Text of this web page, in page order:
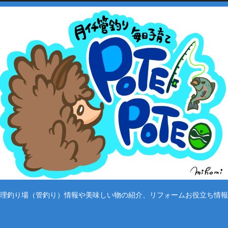
釣り場（管釣り）情報や美味しい物の紹介、リフォームお役立ち情